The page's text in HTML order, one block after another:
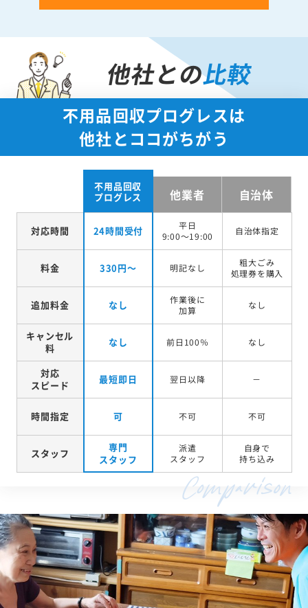
他社との比較
不用品回収プログレスは
他社とココがちがう
不用品回収
プログレス
他業者 自治体
対応時間 24時間受付
平日
9:00～19:00
自治体指定
料金 330円～ 明記なし
粗大ごみ
処理券を購入
追加料金 なし
作業後に
加算
なし
キャンセル
料
なし 前日100％ なし
対応
スピード
最短即日 翌日以降 －
時間指定 可 不可 不可
スタッフ
専門
スタッフ
派遣
スタッフ
自身で
持ち込み